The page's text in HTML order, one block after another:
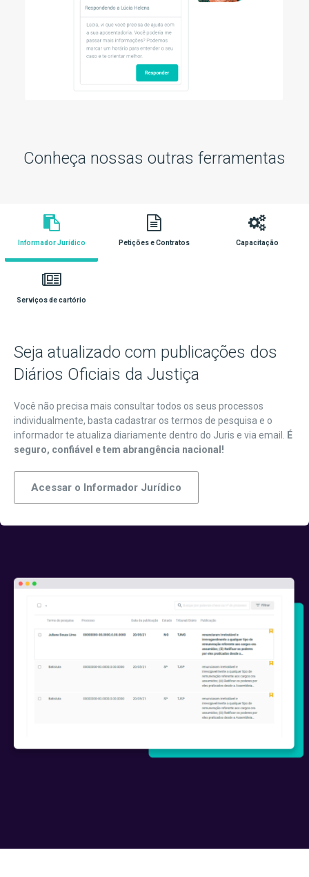
Conheça nossas outras ferramentas
Informador Jurídico Petições e Contratos Capacitação
Serviços de cartório
Seja atualizado com publicações dos
Diários Oficiais da Justiça
Você não precisa mais consultar todos os seus processos
individualmente, basta cadastrar os termos de pesquisa e o
informador te atualiza diariamente dentro do Juris e via email.
É
seguro, confiável e tem abrangência nacional!
Acessar o Informador Jurídico